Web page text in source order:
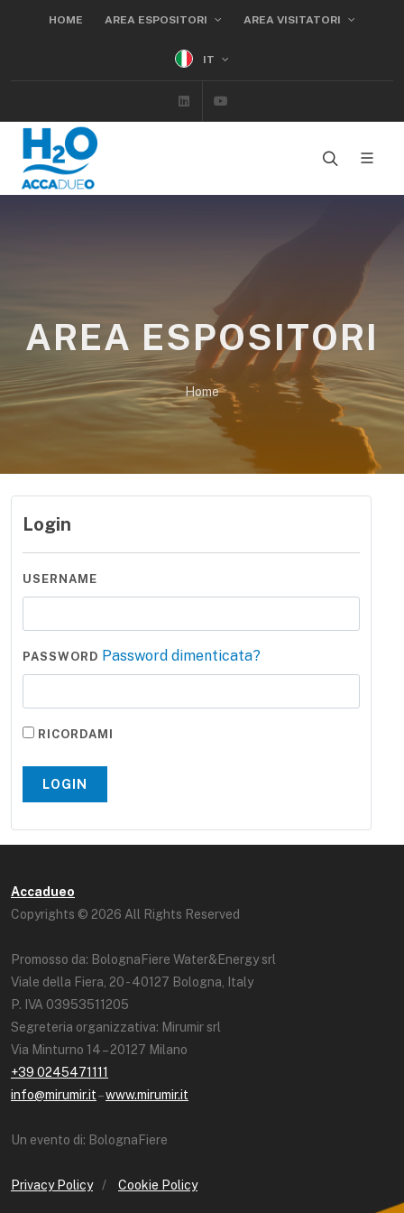
HOME AREA ESPOSITORI AREA VISITATORI
IT
Linkedin
AREA ESPOSITORI
Home
Login
USERNAME
PASSWORD Password dimenticata?
RICORDAMI
Accadueo
Copyrights © 2026 All Rights Reserved
Promosso da: BolognaFiere Water&Energy srl
Viale della Fiera, 20 - 40127 Bologna, Italy
P. IVA 03953511205
Segreteria organizzativa: Mirumir srl
Via Minturno 14 – 20127 Milano
+39 0245471111
info@mirumir.it–www.mirumir.it
Un evento di: BolognaFiere
Privacy Policy / Cookie Policy